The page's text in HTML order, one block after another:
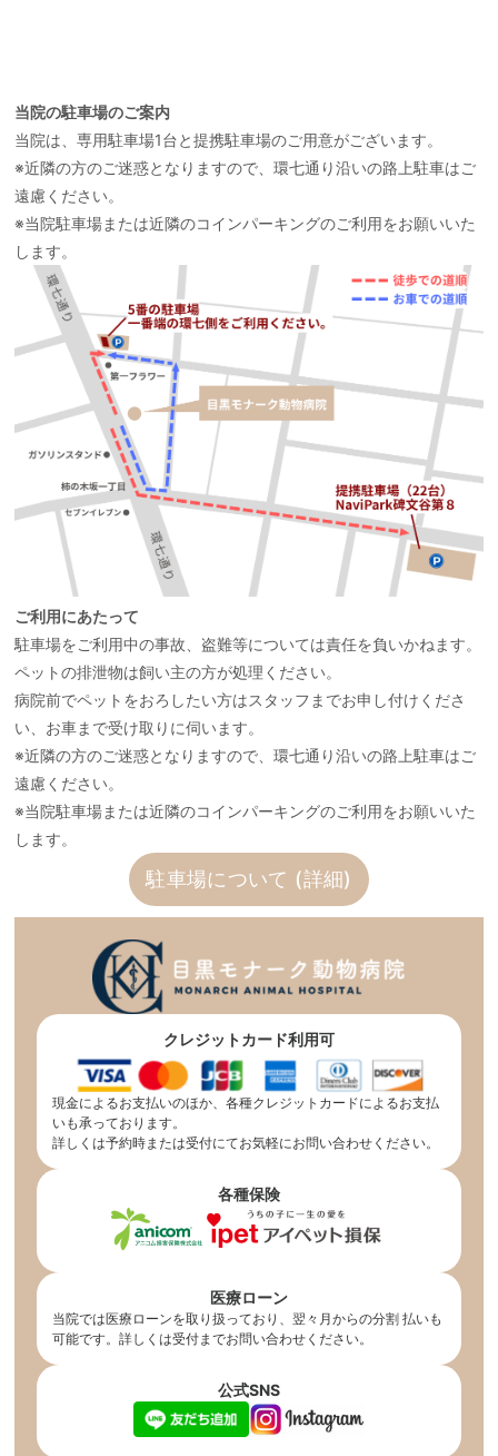
当院の駐車場のご案内
当院は、専用駐車場1台と提携駐車場のご用意がございます。
※近隣の方のご迷惑となりますので、環七通り沿いの路上駐車はご
遠慮ください。
※当院駐車場または近隣のコインパーキングのご利用をお願いいた
します。
ご利用にあたって
駐車場をご利用中の事故、盗難等については責任を負いかねます。
ペットの排泄物は飼い主の方が処理ください。
病院前でペットをおろしたい方はスタッフまでお申し付けくださ
い、お車まで受け取りに伺います。
※近隣の方のご迷惑となりますので、環七通り沿いの路上駐車はご
遠慮ください。
※当院駐車場または近隣のコインパーキングのご利用をお願いいた
します。
駐車場について (詳細)
クレジットカード利用可
現金によるお支払いのほか、各種クレジットカードによるお支払
いも承っております。
詳しくは予約時または受付にてお気軽にお問い合わせください。
各種保険
医療ローン
当院では医療ローンを取り扱っており、翌々月からの分割 払いも
可能です。詳しくは受付までお問い合わせください。
公式SNS